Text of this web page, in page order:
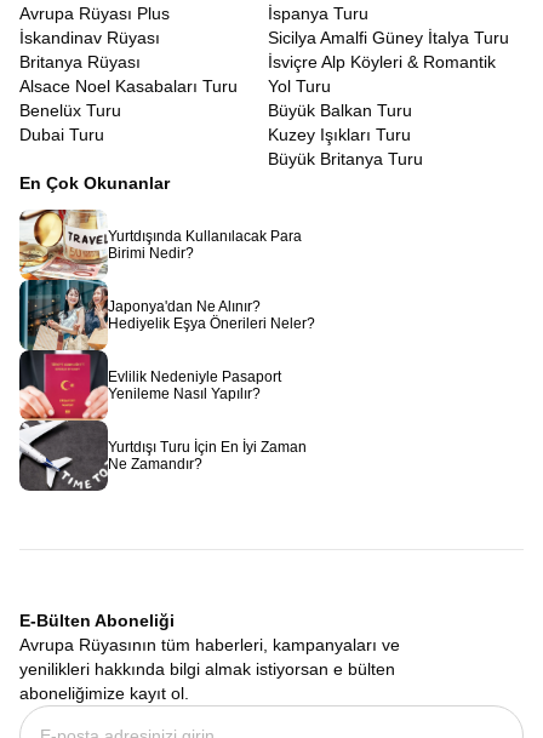
Avrupa Rüyası Plus
İskandinav Rüyası
Britanya Rüyası
Alsace Noel Kasabaları Turu
Benelüx Turu
Dubai Turu
İspanya Turu
Sicilya Amalfi Güney İtalya Turu
İsviçre Alp Köyleri & Romantik
Yol Turu
Büyük Balkan Turu
Kuzey Işıkları Turu
Büyük Britanya Turu
En Çok Okunanlar
Yurtdışında Kullanılacak Para
Birimi Nedir?
Japonya'dan Ne Alınır?
Hediyelik Eşya Önerileri Neler?
Evlilik Nedeniyle Pasaport
Yenileme Nasıl Yapılır?
Yurtdışı Turu İçin En İyi Zaman
Ne Zamandır?
E-Bülten Aboneliği
Avrupa Rüyasının tüm haberleri, kampanyaları ve
yenilikleri hakkında bilgi almak istiyorsan e bülten
aboneliğimize kayıt ol.